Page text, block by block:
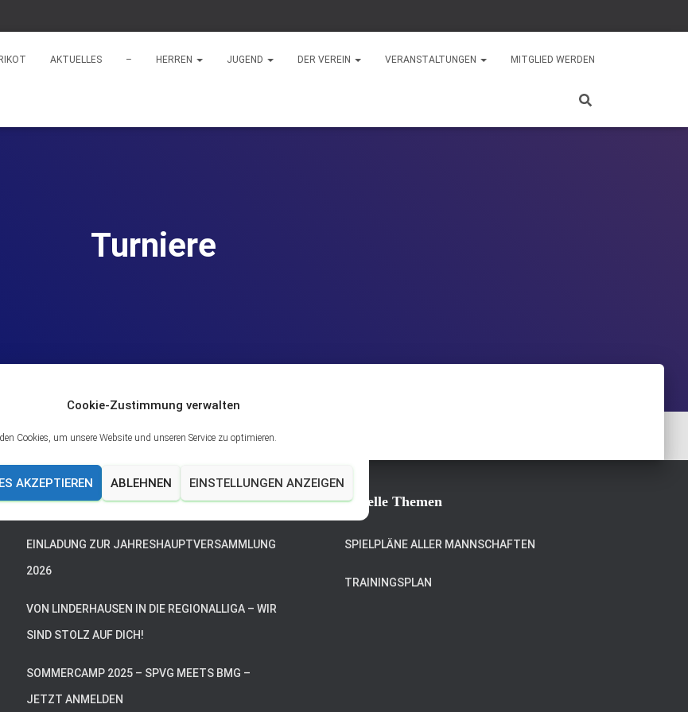
Cookie-Zustimmung verwalten
Cookies, um unsere Website und unseren Service zu optimieren.
AKZEPTIEREN ABLEHNEN EINSTELLUNGEN ANZEIGEN
AKTUELLES – HERREN JUGEND DER VEREIN VERANSTALTUNGEN MITGLIED WERDEN
Turniere
Neueste Beiträge
EINLADUNG ZUR JAHRESHAUPTVERSAMMLUNG
2026
VON LINDERHAUSEN IN DIE REGIONALLIGA – WIR
SIND STOLZ AUF DICH!
SOMMERCAMP 2025 – SPVG MEETS BMG –
JETZT ANMELDEN
Aktuelle Themen
SPIELPLÄNE ALLER MANNSCHAFTEN
TRAININGSPLAN